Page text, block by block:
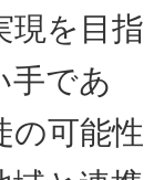
現を目指
手であ
の可能性